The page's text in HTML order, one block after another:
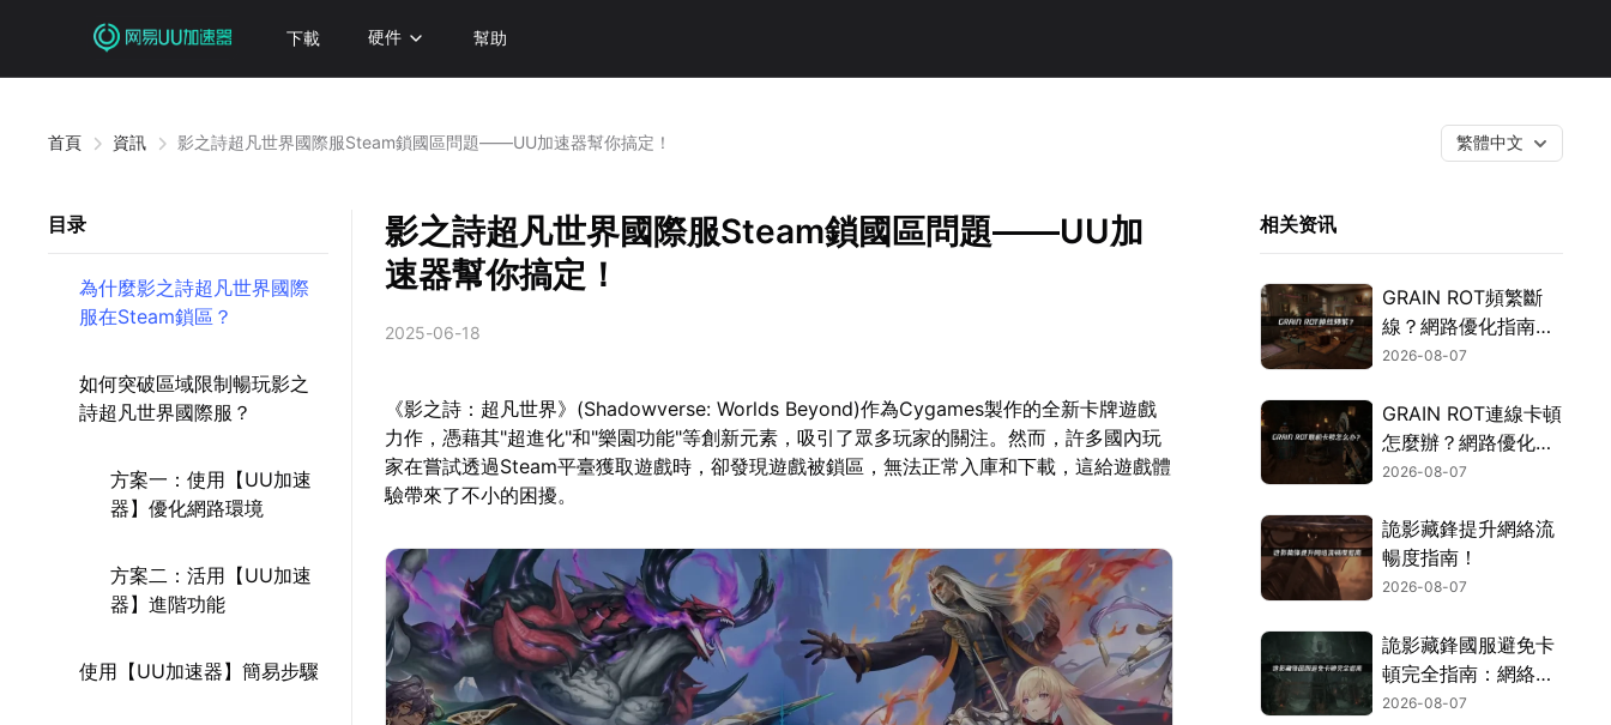
下載 硬件 幫助
首頁 資訊 影之詩超凡世界國際服Steam鎖國區問題——UU加速器幫你搞定！ 繁體中文
目录
為什麼影之詩超凡世界國際
服在Steam鎖區？
如何突破區域限制暢玩影之
詩超凡世界國際服？
方案一：使用【UU加速
器】優化網路環境
方案二：活用【UU加速
器】進階功能
使用【UU加速器】簡易步驟
影之詩超凡世界國際服Steam鎖國區問題——UU加
速器幫你搞定！
2025-06-18
《影之詩：超凡世界》(Shadowverse: Worlds Beyond)作為Cygames製作的全新卡牌遊戲
力作，憑藉其"超進化"和"樂園功能"等創新元素，吸引了眾多玩家的關注。然而，許多國內玩
家在嘗試透過Steam平臺獲取遊戲時，卻發現遊戲被鎖區，無法正常入庫和下載，這給遊戲體
驗帶來了不小的困擾。
相关资讯
GRAIN ROT頻繁斷
線？網路優化指南一
次搞定！
2026-08-07
GRAIN ROT連線卡頓
怎麼辦？網路優化這
樣解決！
2026-08-07
詭影藏鋒提升網絡流
暢度指南！
2026-08-07
詭影藏鋒國服避免卡
頓完全指南：網絡優
化與解決技巧！
2026-08-07